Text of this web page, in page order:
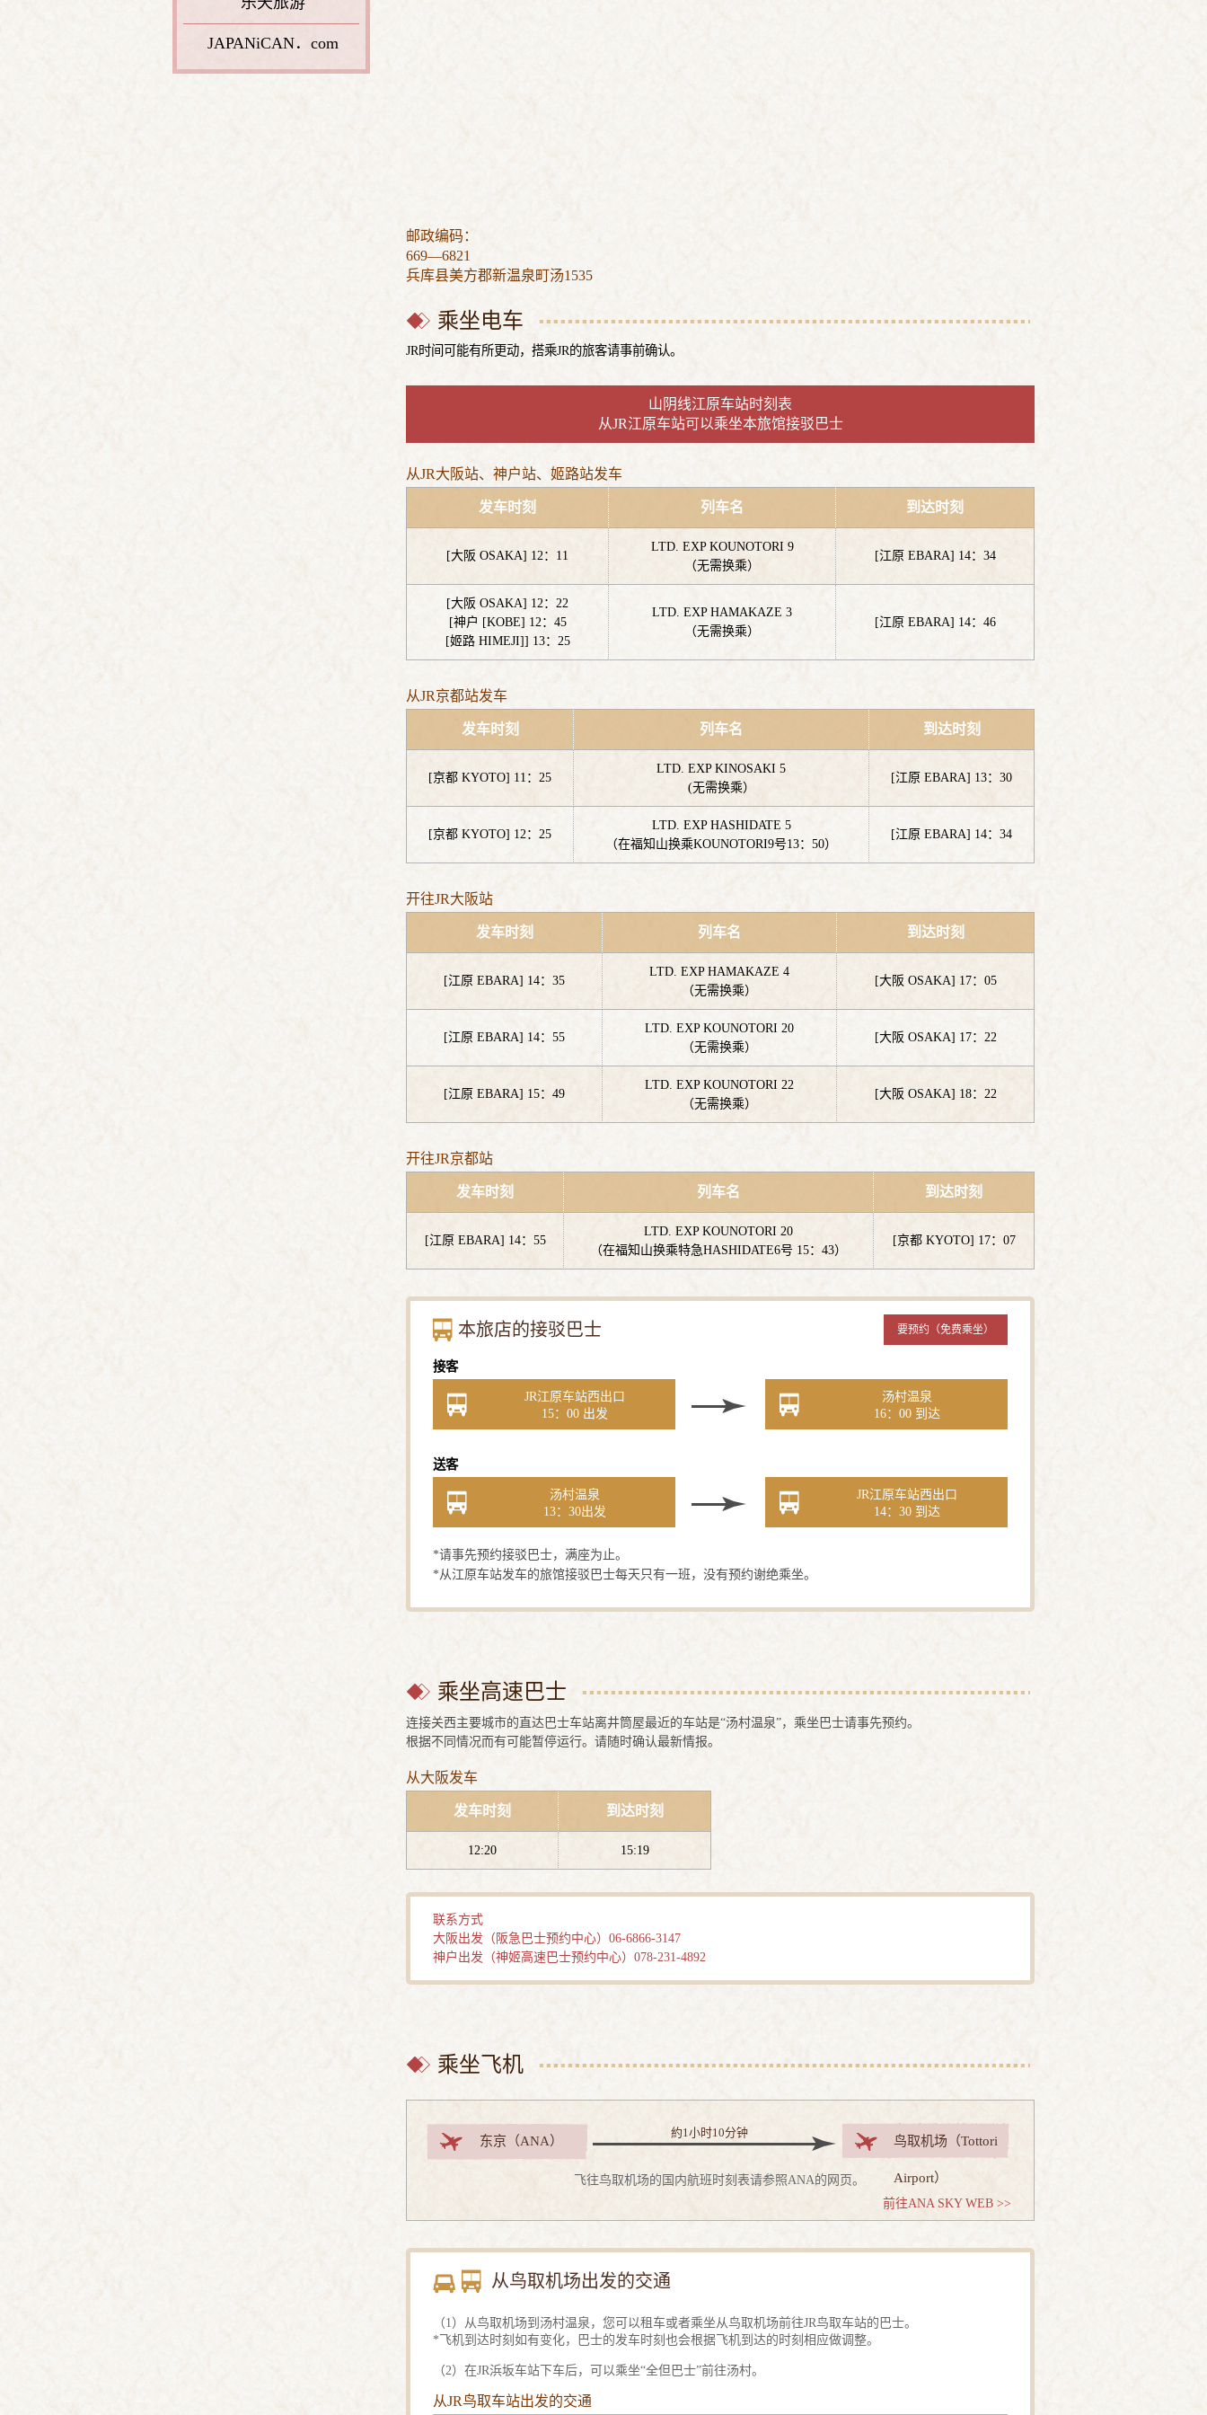
邮政编码：
669—6821
兵库县美方郡新温泉町汤1535
乘坐电车
JR时间可能有所更动，搭乘JR的旅客请事前确认。
山阴线江原车站时刻表
从JR江原车站可以乘坐本旅馆接驳巴士
从JR大阪站、神户站、姬路站发车
发车时刻 列车名 到达时刻
[大阪 OSAKA] 12：11
LTD. EXP KOUNOTORI 9
（无需换乘）
[江原 EBARA] 14：34
[大阪 OSAKA] 12：22
[神户 [KOBE] 12：45
[姬路 HIMEJI]] 13：25
LTD. EXP HAMAKAZE 3
（无需换乘）
[江原 EBARA] 14：46
从JR京都站发车
发车时刻 列车名 到达时刻
[京都 KYOTO] 11：25
LTD. EXP KINOSAKI 5
(无需换乘）
[江原 EBARA] 13：30
[京都 KYOTO] 12：25
LTD. EXP HASHIDATE 5
（在福知山换乘KOUNOTORI9号13：50）
[江原 EBARA] 14：34
开往JR大阪站
发车时刻 列车名 到达时刻
[江原 EBARA] 14：35
LTD. EXP HAMAKAZE 4
（无需换乘）
[大阪 OSAKA] 17：05
[江原 EBARA] 14：55
LTD. EXP KOUNOTORI 20
（无需换乘）
[大阪 OSAKA] 17：22
[江原 EBARA] 15：49
LTD. EXP KOUNOTORI 22
（无需换乘）
[大阪 OSAKA] 18：22
开往JR京都站
发车时刻 列车名 到达时刻
[江原 EBARA] 14：55
LTD. EXP KOUNOTORI 20
（在福知山换乘特急HASHIDATE6号 15：43）
[京都 KYOTO] 17：07
本旅店的接驳巴士 要预约（免费乘坐）
接客
JR江原车站西出口
15：00 出发
汤村温泉
16：00 到达
送客
汤村温泉
13：30出发
JR江原车站西出口
14：30 到达
*请事先预约接驳巴士，满座为止。
*从江原车站发车的旅馆接驳巴士每天只有一班，没有预约谢绝乘坐。
乘坐高速巴士
连接关西主要城市的直达巴士车站离井筒屋最近的车站是“汤村温泉”，乘坐巴士请事先预约。
根据不同情况而有可能暂停运行。请随时确认最新情报。
从大阪发车
发车时刻 到达时刻
12:20 15:19
联系方式
大阪出发（阪急巴士预约中心）06-6866-3147
神户出发（神姬高速巴士预约中心）078-231-4892
乘坐飞机
东京（ANA）
約1小时10分钟
鸟取机场（Tottori
Airport）
飞往鸟取机场的国内航班时刻表请参照ANA的网页。
前往ANA SKY WEB >>
从鸟取机场出发的交通
（1）从鸟取机场到汤村温泉，您可以租车或者乘坐从鸟取机场前往JR鸟取车站的巴士。
*飞机到达时刻如有变化，巴士的发车时刻也会根据飞机到达的时刻相应做调整。
（2）在JR浜坂车站下车后，可以乘坐“全但巴士”前往汤村。
从JR鸟取车站出发的交通
JAPANiCAN．com